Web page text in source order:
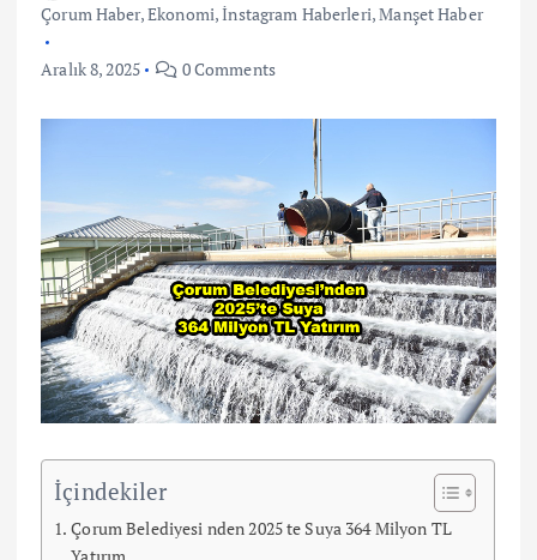
Çorum Haber,Ekonomi,İnstagram Haberleri,Manşet Haber
Aralık 8, 2025 0 Comments
İçindekiler
Çorum Belediyesi nden 2025 te Suya 364 Milyon TL
Yatırım